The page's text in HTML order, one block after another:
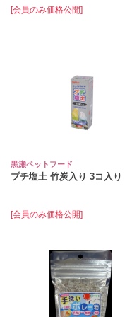
[会員のみ価格公開]
黒瀬ペットフード
プチ塩土 竹炭入り 3コ入り
[会員のみ価格公開]